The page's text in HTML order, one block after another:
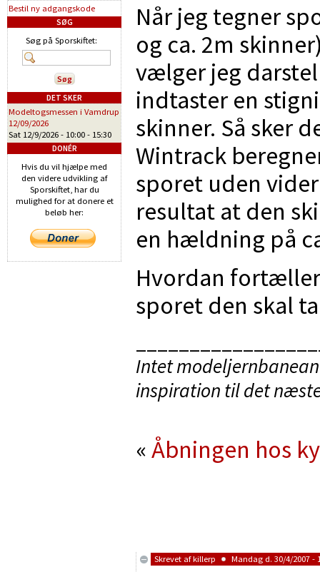
Når jeg tegner
og ca. 2m
vælger jeg
indtaster en
skinner. Så sker
Wintrack
sporet uden
resultat at den
en hældning på
Hvordan
sporet den skal
Intet
inspiration til det
«Åbningen hos
Skrevet afkillerp Mandag d. 30/4/2007 -
Bestil ny adgangskode
SØG
Søg på Sporskiftet:
DET SKER
Modeltogsmessen i Vamdrup
12/09/2026
Sat 12/9/2026 - 10:00 - 15:30
DONÉR
Hvis du vil hjælpe med
den videre udvikling af
Sporskiftet, har du
mulighed for at donere et
beløb her: